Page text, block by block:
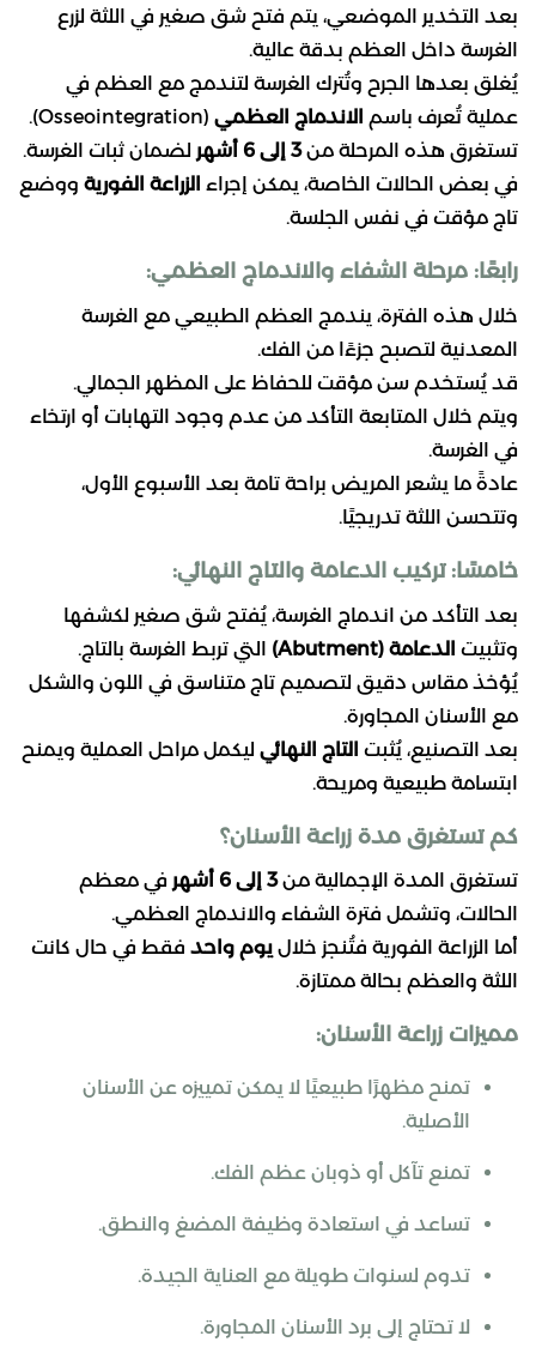
بعد التخدير الموضعي، يتم فتح شق صغير في اللثة لزرع
الغرسة داخل العظم بدقة عالية.
يُغلق بعدها الجرح وتُترك الغرسة لتندمج مع العظم في
عملية تُعرف باسم
الاندماج العظمي (Osseointegration).
تستغرق هذه المرحلة من3 إلى 6 أشهر
لضمان ثبات الغرسة.
في بعض الحالات الخاصة، يمكن إجراء الزراعة الفورية ووضع
تاج مؤقت في نفس الجلسة.
رابعًا: مرحلة الشفاء والاندماج العظمي:
خلال هذه الفترة، يندمج العظم الطبيعي مع الغرسة
المعدنية لتصبح جزءًا من الفك.
قد يُستخدم سن مؤقت للحفاظ على المظهر الجمالي.
ويتم خلال المتابعة التأكد من عدم وجود التهابات أو ارتخاء
في الغرسة.
عادةً ما يشعر المريض براحة تامة بعد الأسبوع الأول،
وتتحسن اللثة تدريجيًا.
خامسًا: تركيب الدعامة والتاج النهائي:
بعد التأكد من اندماج الغرسة، يُفتح شق صغير لكشفها
وتثبيت الدعامة (Abutment)
التي تربط الغرسة بالتاج.
يُؤخذ مقاس دقيق لتصميم تاج متناسق في اللون والشكل
مع الأسنان المجاورة.
بعد التصنيع، يُثبت التاج النهائي ليكمل مراحل العملية ويمنح
ابتسامة طبيعية ومريحة.
كم تستغرق مدة زراعة الأسنان؟
تستغرق المدة الإجمالية من3 إلى 6 أشهر
في معظم
الحالات، وتشمل فترة الشفاء والاندماج العظمي.
أما الزراعة الفورية فتُنجز خلال يوم واحد فقط في حال كانت
اللثة والعظم بحالة ممتازة.
مميزات زراعة الأسنان:
تمنح مظهرًا طبيعيًا لا يمكن تمييزه عن الأسنان
الأصلية.
تمنع تآكل أو ذوبان عظم الفك.
تساعد في استعادة وظيفة المضغ والنطق.
تدوم لسنوات طويلة مع العناية الجيدة.
لا تحتاج إلى برد الأسنان المجاورة.